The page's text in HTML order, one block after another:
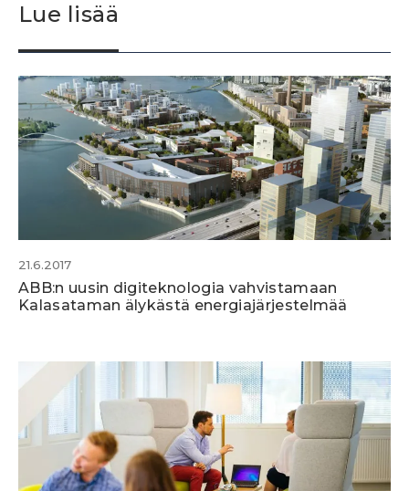
Lue lisää
21.6.2017
ABB:n uusin digiteknologia vahvistamaan
Kalasataman älykästä energiajärjestelmää